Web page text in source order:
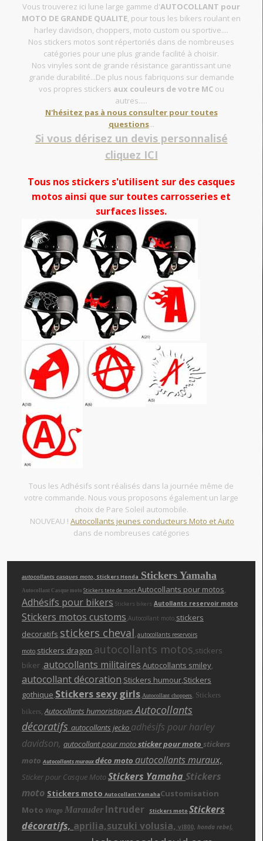
Vous trouverez ici lune large gamme d'AUTOCOLLANT pour
MOTO DE GRANDE QUALITE , pour tous les bikers roulant en
harley davidson, choppers, moto custom ou sportive....
Nos stickers motos sont répertoriés dans de nombreuses
catégories pour une plus grande facilité à choisir.
Nos vinyles sont de grande résistance garantissant une
grande durabilité...De plus nous fabriquons sur demande
vos propres stickers aux couleurs de votre MCou
autres.....
N'hésitez pas à nous consulter pour toutes
questions...
Si vous dérisez un devis personnalisé
cliquez ICI
Tous nos stickers s'utilisent sur des casques
motos ainsi que sur toutes carrosseries et
surfaces lisses.
Tous les Adhésifs sont réalisés dans la journée même de
votre commande. Nous vous proposons également un large
choix de Pare Soleil automobile.
NOUVEAU ! Autocollants jeunes conducteurs Moto et Auto
dans de nombreuses catégories
autocollants casques moto , Stickers Honda Stickers Yamaha
Autocollant Casque moto Stickers tete de mortAutocollants pour motos
Adhésifs pour bikers Stickers bikers Autollants reservoir moto
Stickers motos customs Autocollant moto stickers
decoratifs stickers cheval,autocollants reservoirs
moto stickers dragon autocollants motos ,stickers
biker , autocollants militaires Autocollants smiley
autocollant décoration Stickers humour ,Stickers
gothique Stickers sexy girls Autocollant choppers
Stickers
bikers Autocollants humoristiquesAutocollants
décoratifs autocollants jecko adhésifs pour harley
davidson, autocollant pour motosticker pour moto stickers
moto Autocollants murauxdéco moto autocollants muraux,
Sticker pour Casque MotoStickers Yamaha Stickers
moto Stickers moto Autocollant YamahaCustomisation
Moto Virago Marauder Intruder Stickers moto Stickers
décoratifs, aprilia,suzuki volusia, vl800, honda rebel,